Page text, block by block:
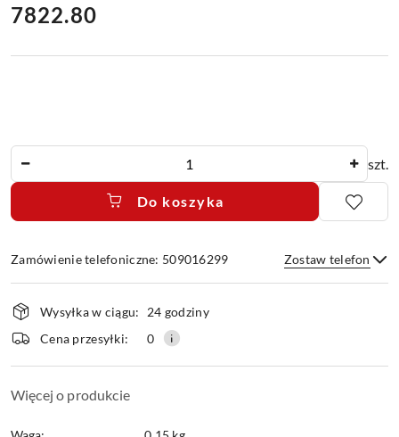
cena:
7822.80
szt.
Do koszyka
Zamówienie telefoniczne: 509016299 Zostaw telefon
Wyślij
Dostępność
i
dostawa
Wysyłka w ciągu:
24 godziny
Cena przesyłki:
0
Więcej o produkcie